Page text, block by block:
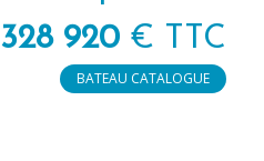
328 920 € TTC
BATEAU CATALOGUE